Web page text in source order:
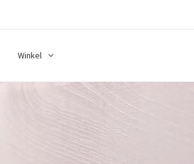
Winkel